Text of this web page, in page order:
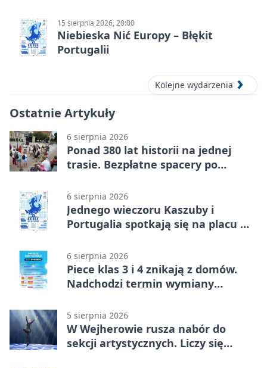
15 sierpnia 2026, 20:00
Niebieska Nić Europy – Błękit
Portugalii
Kolejne wydarzenia
Ostatnie Artykuły
6 sierpnia 2026
Ponad 380 lat historii na jednej
trasie. Bezpłatne spacery po
6 sierpnia 2026
Jednego wieczoru Kaszuby i
Portugalia spotkają się na placu w
6 sierpnia 2026
Piece klas 3 i 4 znikają z domów.
Nadchodzi termin wymiany
5 sierpnia 2026
W Wejherowie rusza nabór do
sekcji artystycznych. Liczy się